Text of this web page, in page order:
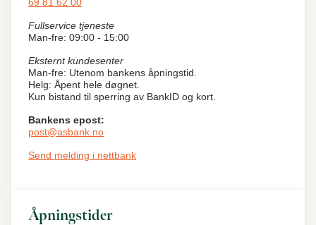
Fullservice tjeneste
Man-fre: 09:00 - 15:00
Eksternt kundesenter
Man-fre: Utenom bankens åpningstid.
Helg: Åpent hele døgnet.
Kun bistand til sperring av BankID og kort.
Bankens epost:
post@asbank.no
Send melding i nettbank
Åpningstider